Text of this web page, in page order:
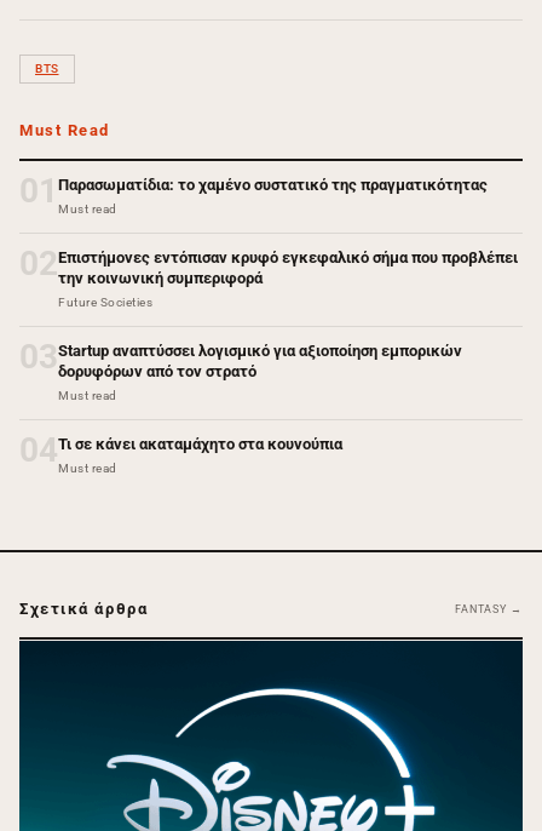
BTS
Must Read
01 Παρασωματίδια: το χαμένο συστατικό της πραγματικότητας
Must read
02Επιστήμονες εντόπισαν κρυφό εγκεφαλικό σήμα που προβλέπει
την κοινωνική συμπεριφορά
Future Societies
03Startup αναπτύσσει λογισμικό για αξιοποίηση εμπορικών
δορυφόρων από τον στρατό
Must read
04Τι σε κάνει ακαταμάχητο στα κουνούπια
Must read
Σχετικά άρθρα FANTASY →